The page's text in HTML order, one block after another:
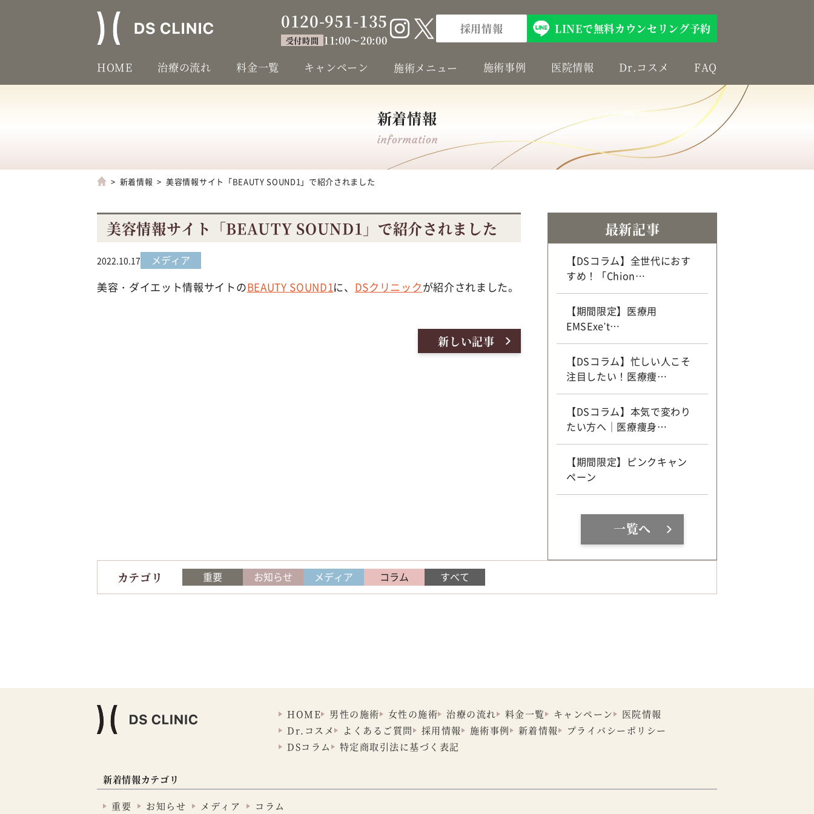
0120-951-135
受付時間 11:00～20:00
採用情報 LINEで無料カウンセリング予約
HOME 治療の流れ 料金一覧 キャンペーン 施術メニュー 施術事例 医院情報 Dr.コスメ FAQ
新着情報
新着情報 美容情報サイト「BEAUTY SOUND1」で紹介されました
美容情報サイト「BEAUTY SOUND1」で紹介されました
2022.10.17 メディア
美容・ダイエット情報サイトのBEAUTY SOUND1に、 DSクリニックが紹介されました。
新しい記事
最新記事
【DSコラム】全世代におす
すめ！「Chion…
【期間限定】医療用
EMSExe't…
【DSコラム】忙しい人こそ
注目したい！医療痩…
【DSコラム】本気で変わり
たい方へ｜医療痩身…
【期間限定】ピンクキャン
ペーン
一覧へ
カテゴリ 重要 お知らせ メディア コラム すべて
HOME 男性の施術 女性の施術 治療の流れ 料金一覧 キャンペーン
医院情報
Dr.コスメ
よくあるご質問 採用情報 施術事例 新着情報
プライバシーポリシー
DSコラム
特定商取引法に基づく表記
新着情報カテゴリ
重要 お知らせ メディア コラム